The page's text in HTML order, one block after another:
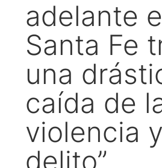
adelante
Santa Fe
una
caída de
violencia
delito”